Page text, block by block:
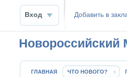
Вход Добавить в
Новороссийский
ГЛАВНАЯ ЧТО НОВОГО?